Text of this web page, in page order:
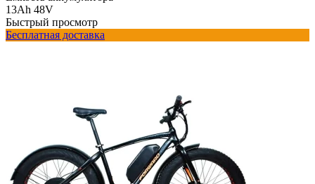
13Ah 48V
Быстрый просмотр
Бесплатная доставка